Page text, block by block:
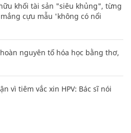
khối tài sản "siêu khủng", từng
cựu mẫu 'không có nổi
nguyên tố hóa học bằng thơ,
vì tiêm vắc xin HPV: Bác sĩ nói